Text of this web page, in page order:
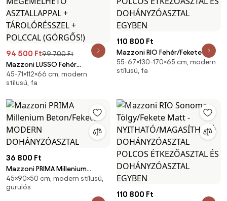
94 500 Ft99 700 Ft
Mazzoni LUSSO Fehér
Matt/Wotan Tölgy - MODERN
DOHÁNYZÓASZTAL
TÁROLÓRÉSSZEL + POLCCAL
(GÖRGŐS!)
45-71×112×66 cm, modern
stílusú, fa
110 800 Ft
Mazzoni RIO Fehér/Fekete -
NYITHATÓ/MAGASÍTHATÓ
DOHÁNYZÓASZTAL POLCOS
55-67×130-170×65 cm, modern
stílusú, fa
36 800 Ft
Mazzoni PRIMA Millenium
Beton/Fekete - MODERN
DOHÁNYZÓASZTAL
45×90×50 cm, modern stílusú,
gurulós
110 800 Ft